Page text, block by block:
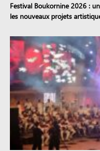
Festival Boukornine 2026 :
les nouveaux projets